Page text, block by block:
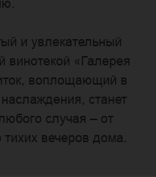
и увлекательный
винотекой «Галерея
воплощающий в
станет
случая – от
вечеров дома.